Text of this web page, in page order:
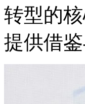
转型的核
提供借鉴